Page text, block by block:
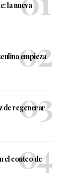
la nueva
empieza
de regenerar
el conteo de